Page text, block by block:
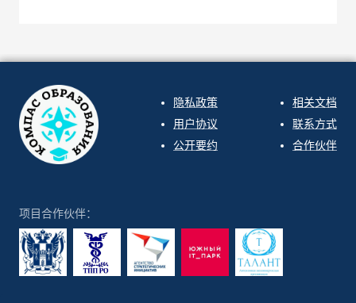
隐私政策
用户协议
公开要约
相关文档
联系方式
合作伙伴
项目合作伙伴：